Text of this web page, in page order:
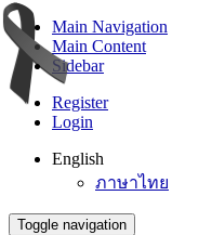
Main Navigation
Main Content
Sidebar
Register
Login
English
ภาษาไทย
Toggle navigation